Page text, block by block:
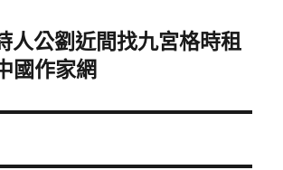
人公劉近間找九宮格時租
國作家網